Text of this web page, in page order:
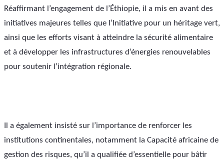
Réaffirmant l’engagement de l’Éthiopie, il a mis en avant des
initiatives majeures telles que l’Initiative pour un héritage vert,
ainsi que les efforts visant à atteindre la sécurité alimentaire
et à développer les infrastructures d’énergies renouvelables
pour soutenir l’intégration régionale.
Il a également insisté sur l’importance de renforcer les
institutions continentales, notamment la Capacité africaine de
gestion des risques, qu’il a qualifiée d’essentielle pour bâtir